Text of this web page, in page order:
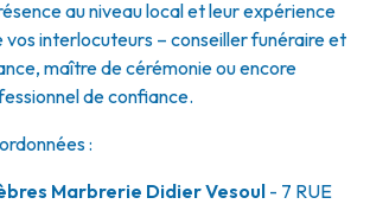
au niveau local et leur expérience
vos interlocuteurs – conseiller funéraire et
maître de cérémonie ou encore
de confiance.
:
Marbrerie Didier Vesoul - 7 RUE